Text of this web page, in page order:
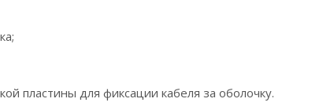
пластины для фиксации кабеля за оболочку.